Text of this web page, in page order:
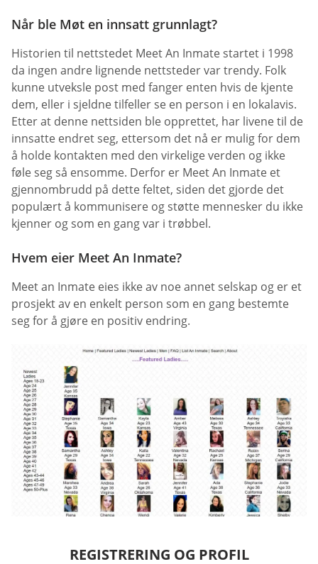
Når ble Møt en innsatt grunnlagt?
Historien til nettstedet Meet An Inmate startet i 1998
da ingen andre lignende nettsteder var trendy. Folk
kunne utveksle post med fanger enten hvis de kjente
dem, eller i sjeldne tilfeller se en person i en lokalavis.
Etter at denne nettsiden ble opprettet, har livene til de
innsatte endret seg, ettersom det nå er mulig for dem
å holde kontakten med den virkelige verden og ikke
føle seg så ensomme. Derfor er Meet An Inmate et
gjennombrudd på dette feltet, siden det gjorde det
populært å kommunisere og støtte mennesker du ikke
kjenner og som en gang var i trøbbel.
Hvem eier Meet An Inmate?
Meet an Inmate eies ikke av noe annet selskap og er et
prosjekt av en enkelt person som en gang bestemte
seg for å gjøre en positiv endring.
REGISTRERING OG PROFIL